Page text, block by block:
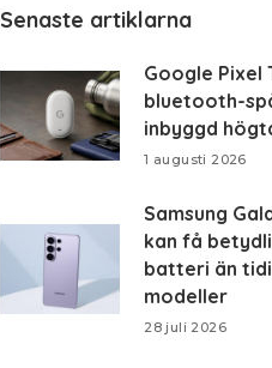
Senaste artiklarna
Google Pixel
bluetooth-
inbyggd
1 augusti 2026
Samsung
kan få
batteri än
modeller
28 juli 2026